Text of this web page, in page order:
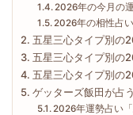
2026年の今月の
2026年の相性占い
五星三心タイプ別の
五星三心タイプ別の
五星三心タイプ別の
ゲッターズ飯田が占
2026年運勢占い「